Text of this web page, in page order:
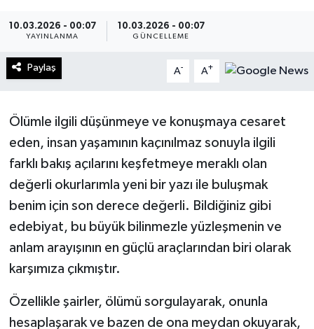
10.03.2026 - 00:07
YAYINLANMA
10.03.2026 - 00:07
GÜNCELLEME
Paylaş A- A+
Ölümle ilgili düşünmeye ve konuşmaya cesaret
eden, insan yaşamının kaçınılmaz sonuyla ilgili
farklı bakış açılarını keşfetmeye meraklı olan
değerli okurlarımla yeni bir yazı ile buluşmak
benim için son derece değerli. Bildiğiniz gibi
edebiyat, bu büyük bilinmezle yüzleşmenin ve
anlam arayışının en güçlü araçlarından biri olarak
karşımıza çıkmıştır.
Özellikle şairler, ölümü sorgulayarak, onunla
hesaplaşarak ve bazen de ona meydan okuyarak,
Turizm
Kültür - Sanat
Lider Haber TV Canlı Yayın izle